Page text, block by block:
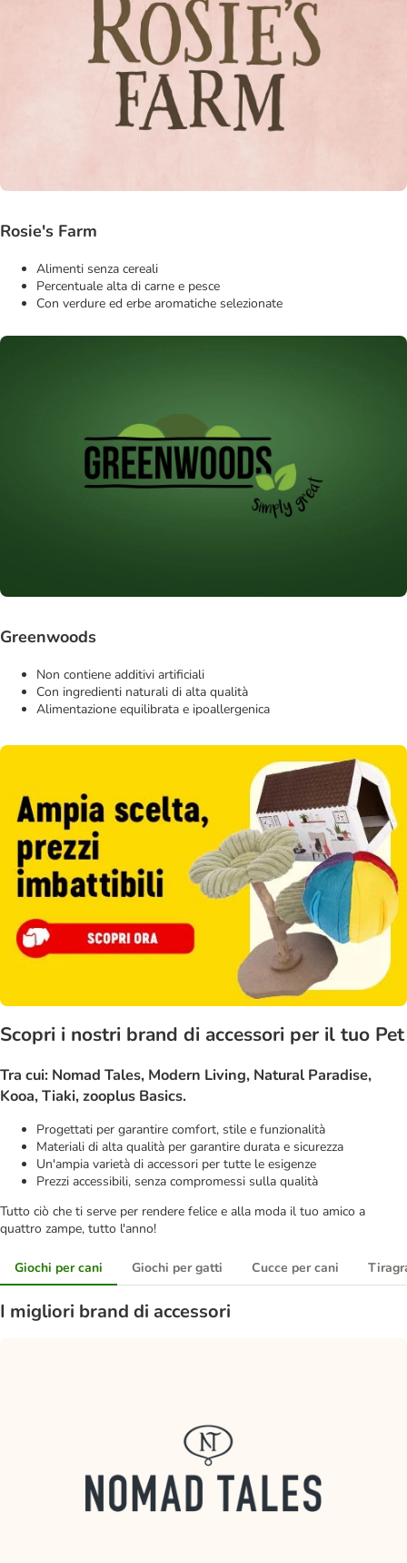
Rosie's Farm
Alimenti senza cereali
Percentuale alta di carne e pesce
Con verdure ed erbe aromatiche selezionate
Greenwoods
Non contiene additivi artificiali
Con ingredienti naturali di alta qualità
Alimentazione equilibrata e ipoallergenica
Scopri i nostri brand di accessori per il tuo Pet
Tra cui: Nomad Tales, Modern Living, Natural Paradise,
Kooa, Tiaki, zooplus Basics.
Progettati per garantire comfort, stile e funzionalità
Materiali di alta qualità per garantire durata e sicurezza
Un'ampia varietà di accessori per tutte le esigenze
Prezzi accessibili, senza compromessi sulla qualità
Tutto ciò che ti serve per rendere felice e alla moda il tuo amico a
quattro zampe, tutto l'anno!
Giochi per cani Giochi per gatti Cucce per cani
I migliori brand di accessori